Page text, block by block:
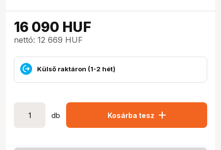
16 090 HUF
nettó: 12 669 HUF
Külső raktáron (1-2 hét)
db Kosárba tesz add